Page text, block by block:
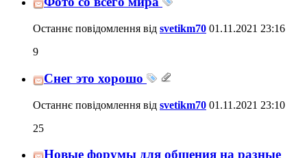
Останнє повідомлення від svetikm70 01.11.2021 23:16
9
Снег это хорошо
Останнє повідомлення від svetikm70 01.11.2021 23:10
25
Новые форумы для общения на разные